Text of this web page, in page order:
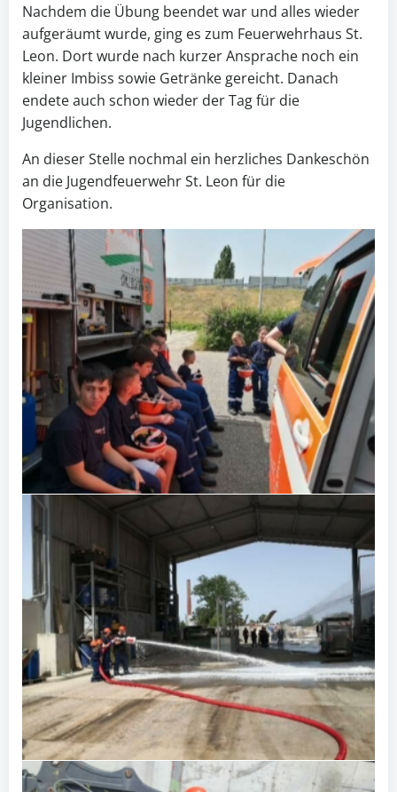
Nachdem die Übung beendet war und alles wieder
aufgeräumt wurde, ging es zum Feuerwehrhaus St.
Leon. Dort wurde nach kurzer Ansprache noch ein
kleiner Imbiss sowie Getränke gereicht. Danach
endete auch schon wieder der Tag für die
Jugendlichen.
An dieser Stelle nochmal ein herzliches Dankeschön
an die Jugendfeuerwehr St. Leon für die
Organisation.